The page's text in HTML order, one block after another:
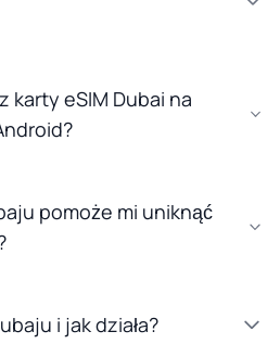
karty eSIM Dubai na
pomoże mi uniknąć
i jak działa?